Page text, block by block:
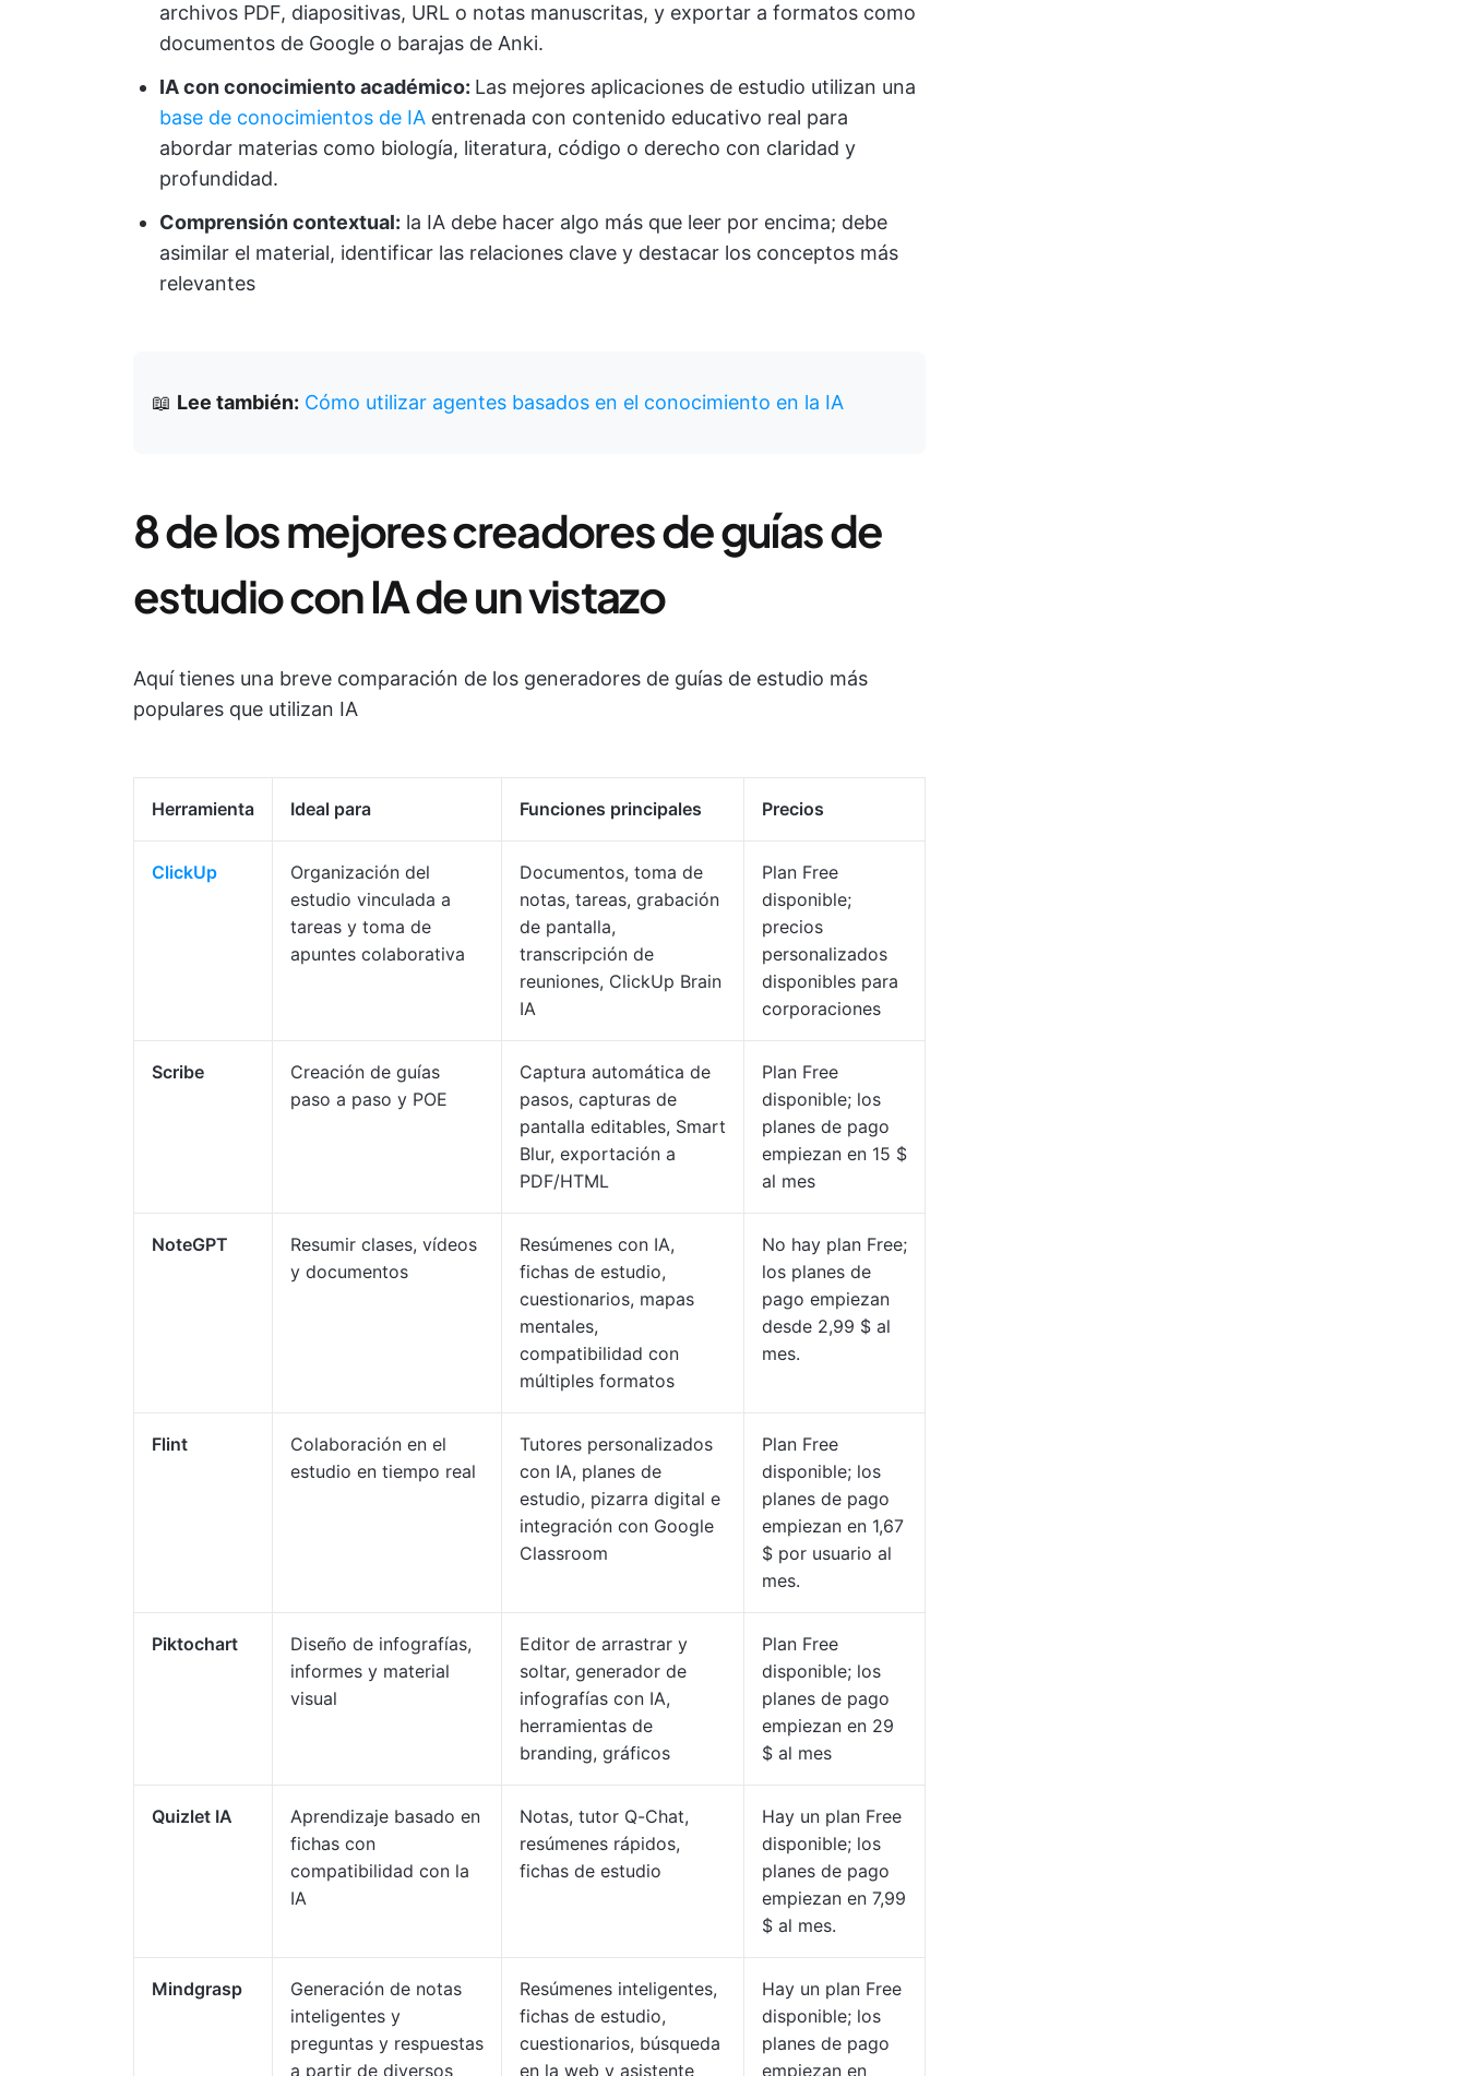
archivos PDF, diapositivas, URL o notas manuscritas, y exportar a formatos como
documentos de Google o barajas de Anki.
IA con conocimiento académico: Las mejores aplicaciones de estudio utilizan una
base de conocimientos de IA entrenada con contenido educativo real para
abordar materias como biología, literatura, código o derecho con claridad y
profundidad.
Comprensión contextual: la IA debe hacer algo más que leer por encima; debe
asimilar el material, identificar las relaciones clave y destacar los conceptos más
relevantes
📖 Lee también: Cómo utilizar agentes basados en el conocimiento en la IA
8 de los mejores creadores de guías de
estudio con IA de un vistazo
Aquí tienes una breve comparación de los generadores de guías de estudio más
populares que utilizan IA
Herramienta Ideal para Funciones principales Precios
ClickUp
Organización del
estudio vinculada a
tareas y toma de
apuntes colaborativa
Documentos, toma de
notas, tareas, grabación
de pantalla,
transcripción de
reuniones, ClickUp Brain
IA
Plan Free
disponible;
precios
personalizados
disponibles para
corporaciones
Scribe
Creación de guías
paso a paso y POE
Captura automática de
pasos, capturas de
pantalla editables, Smart
Blur, exportación a
PDF/HTML
Plan Free
disponible; los
planes de pago
empiezan en 15 $
al mes
NoteGPT
Resumir clases, vídeos
y documentos
Resúmenes con IA,
fichas de estudio,
cuestionarios, mapas
mentales,
compatibilidad con
múltiples formatos
No hay plan Free;
los planes de
pago empiezan
desde 2,99 $ al
mes.
Flint
Colaboración en el
estudio en tiempo real
Tutores personalizados
con IA, planes de
estudio, pizarra digital e
integración con Google
Classroom
Plan Free
disponible; los
planes de pago
empiezan en 1,67
$ por usuario al
mes.
Piktochart
Diseño de infografías,
informes y material
visual
Editor de arrastrar y
soltar, generador de
infografías con IA,
herramientas de
branding, gráficos
Plan Free
disponible; los
planes de pago
empiezan en 29
$ al mes
Quizlet IA
Aprendizaje basado en
fichas con
compatibilidad con la
IA
Notas, tutor Q-Chat,
resúmenes rápidos,
fichas de estudio
Hay un plan Free
disponible; los
planes de pago
empiezan en 7,99
$ al mes.
Mindgrasp
Generación de notas
inteligentes y
preguntas y respuestas
a partir de diversos
Resúmenes inteligentes,
fichas de estudio,
cuestionarios, búsqueda
en la web y asistente
Hay un plan Free
disponible; los
planes de pago
empiezan en